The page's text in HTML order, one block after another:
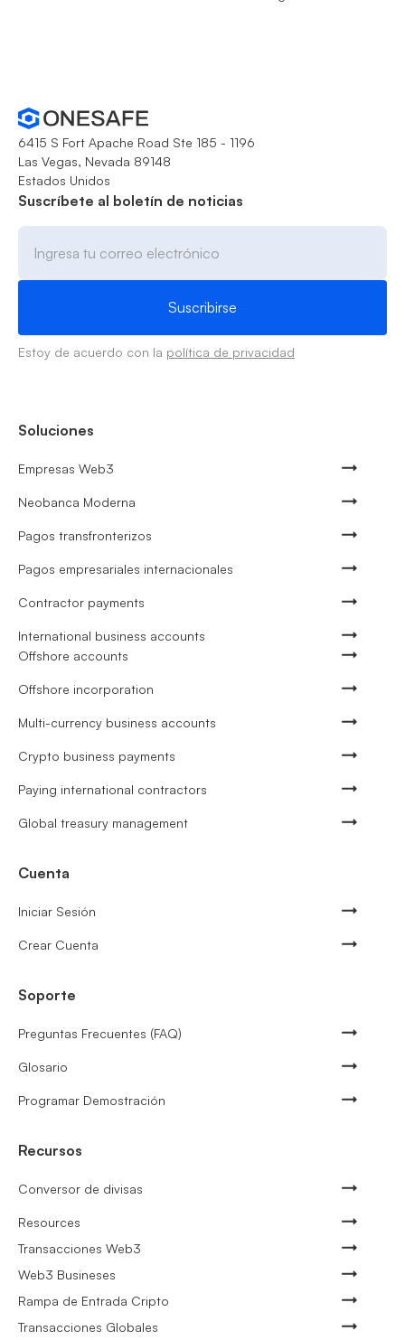
6415 S Fort Apache Road Ste 185 - 1196
Las Vegas, Nevada 89148
Estados Unidos
Suscríbete al boletín de noticias
Estoy de acuerdo con la política de privacidad
Soluciones
Empresas Web3
Neobanca Moderna
Pagos transfronterizos
Pagos empresariales internacionales
Contractor payments
International business accounts
Offshore accounts
Offshore incorporation
Multi-currency business accounts
Crypto business payments
Paying international contractors
Global treasury management
Cuenta
Iniciar Sesión
Crear Cuenta
Soporte
Preguntas Frecuentes (FAQ)
Glosario
Programar Demostración
Recursos
Conversor de divisas
Resources
Transacciones Web3
Web3 Busineses
Rampa de Entrada Cripto
Transacciones Globales